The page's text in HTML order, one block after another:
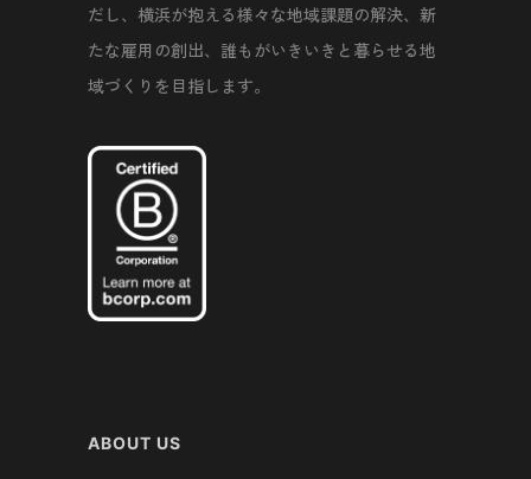
だし、横浜が抱える様々な地域課題の解決、新
たな雇用の創出、誰もがいきいきと暮らせる地
域づくりを目指します。
ABOUT US